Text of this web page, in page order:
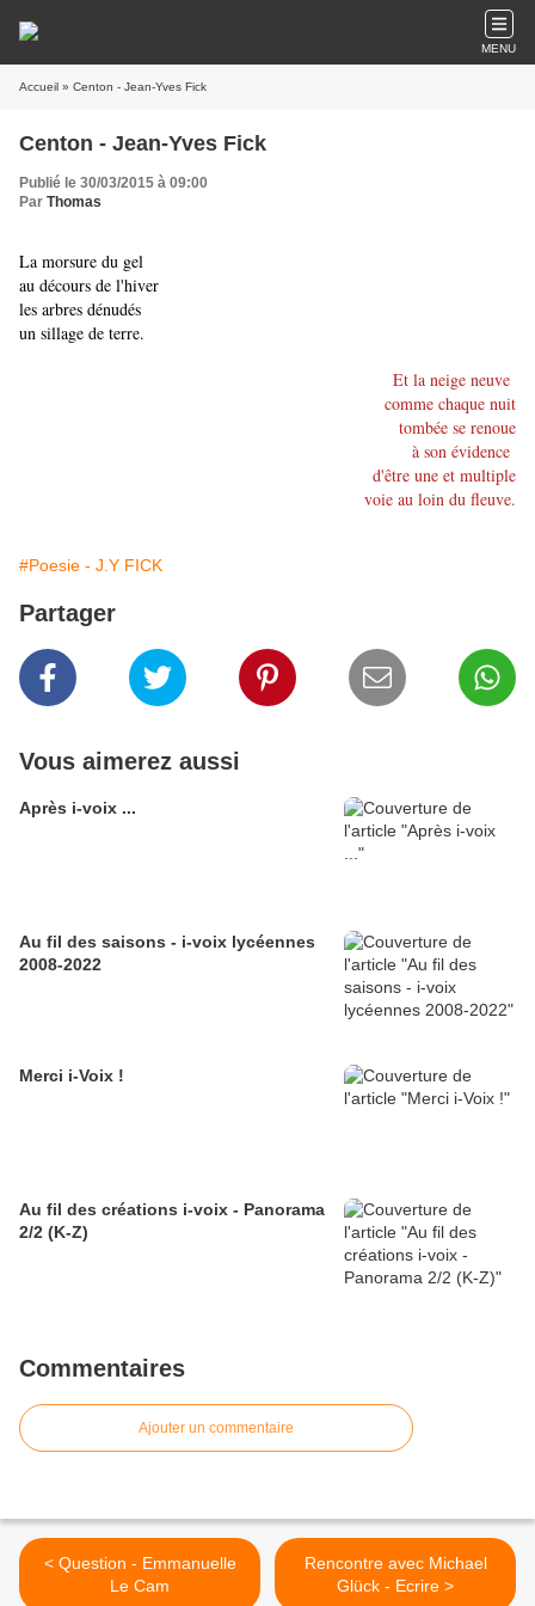
MENU
Accueil » Centon - Jean-Yves Fick
Centon - Jean-Yves Fick
Publié le 30/03/2015 à 09:00
Par Thomas
La morsure du gel
au décours de l'hiver
les arbres dénudés
un sillage de terre.
Et la neige neuve
comme chaque nuit
tombée se renoue
à son évidence
d'être une et multiple
voie au loin du fleuve.
#Poesie - J.Y FICK
Partager
Vous aimerez aussi
Après i-voix ...
Au fil des saisons - i-voix lycéennes
2008-2022
Merci i-Voix !
Au fil des créations i-voix - Panorama
2/2 (K-Z)
Commentaires
Ajouter un commentaire
< Question - Emmanuelle
Le Cam
Rencontre avec Michael
Glück - Ecrire >